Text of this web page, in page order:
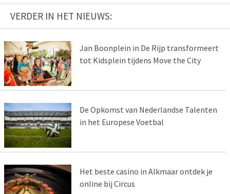
VERDER IN HET NIEUWS:
Jan Boonplein in De Rijp transformeert
tot Kidsplein tijdens Move the City
De Opkomst van Nederlandse Talenten
in het Europese Voetbal
Het beste casino in Alkmaar ontdek je
online bij Circus